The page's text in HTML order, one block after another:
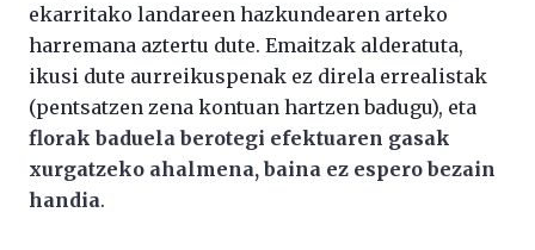
ekarritako landareen hazkundearen arteko
harremana aztertu dute. Emaitzak alderatuta,
ikusi dute aurreikuspenak ez direla errealistak
(pentsatzen zena kontuan hartzen badugu), eta
florak baduela berotegi efektuaren gasak
xurgatzeko ahalmena, baina ez espero bezain
handia.